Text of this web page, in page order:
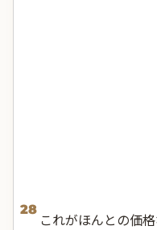
28
これがほんとの価